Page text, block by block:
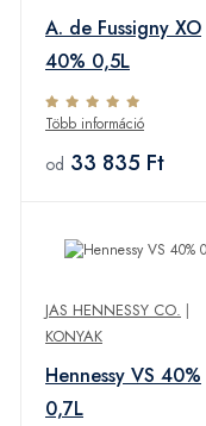
A. de Fussigny XO
40% 0,5L
Több információ
od 33 835 Ft
JAS HENNESSY CO. |
KONYAK
Hennessy VS 40%
0,7L